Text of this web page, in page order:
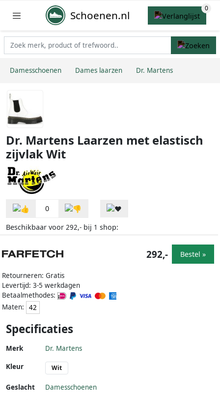
Schoenen.nl
Damesschoenen Dames laarzen Dr. Martens
Dr. Martens Laarzen met elastisch
zijvlak Wit
0
Beschikbaar voor 292,- bij 1 shop:
Retourneren: Gratis
Levertijd: 3-5 werkdagen
Betaalmethodes:
Maten:
42
292,- Bestel »
Specificaties
Merk Dr. Martens
Kleur Wit
Geslacht
Damesschoenen